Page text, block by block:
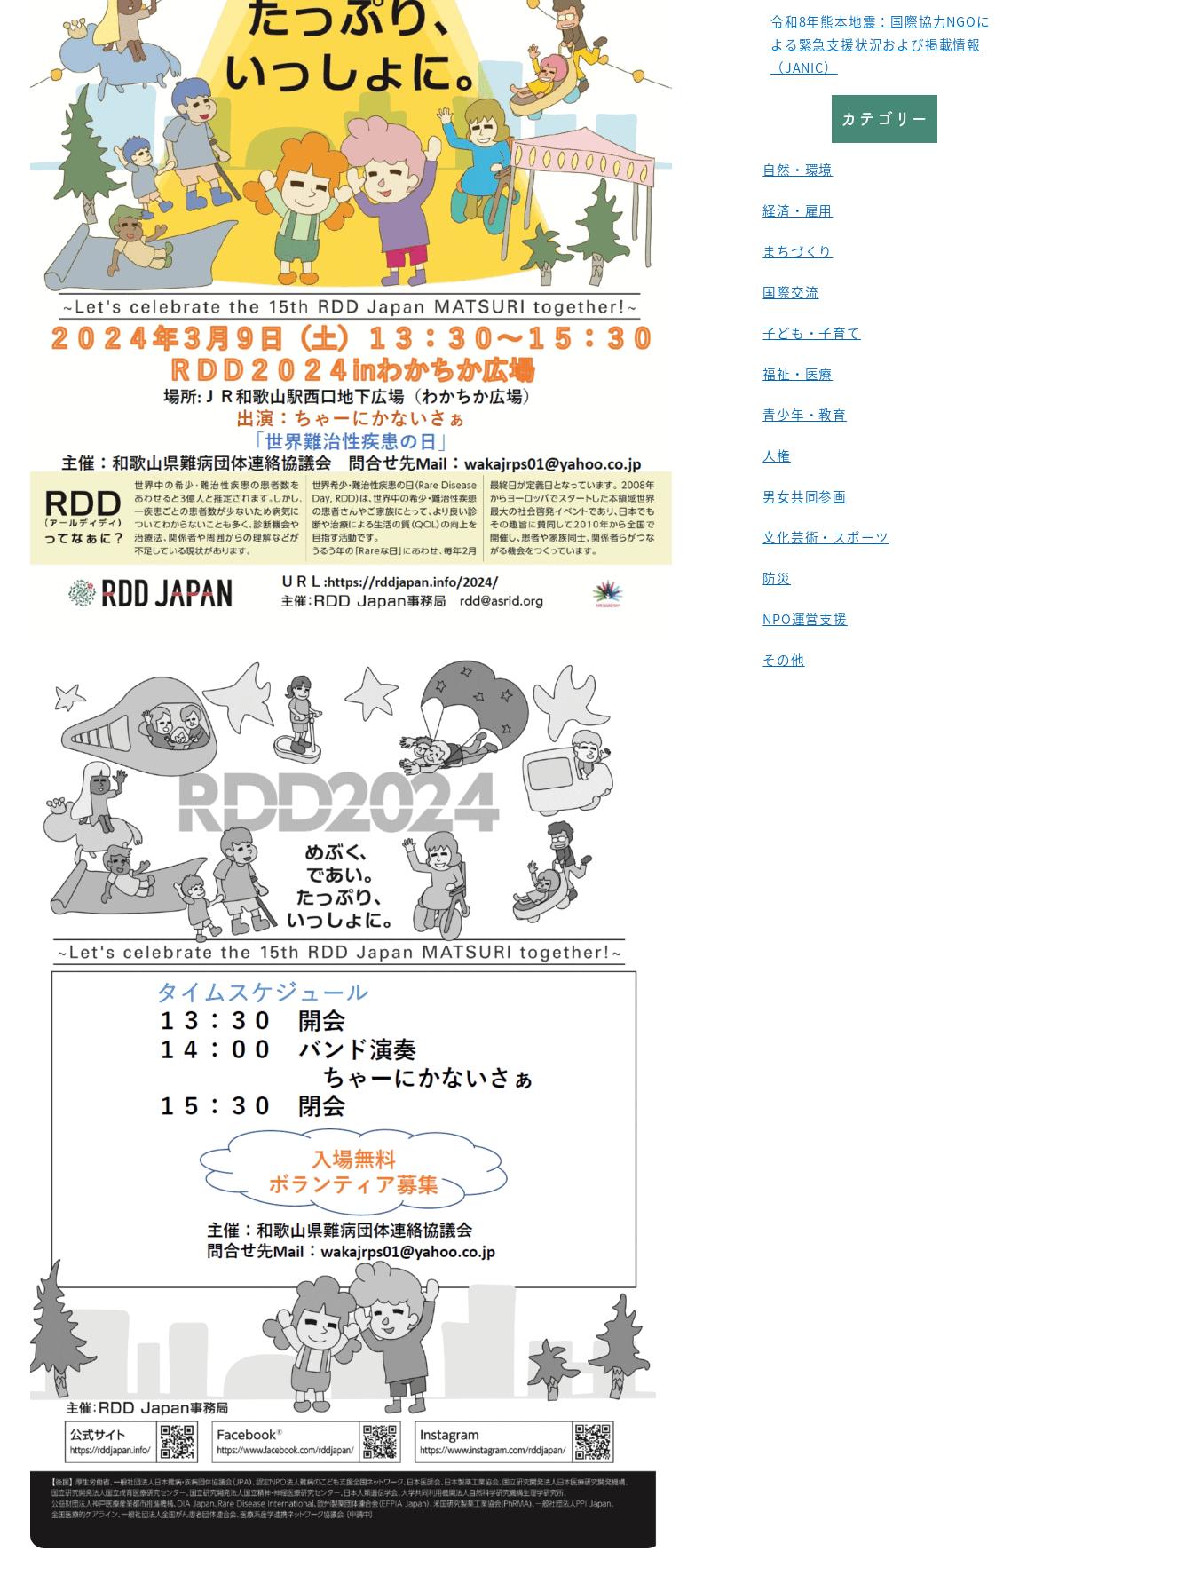
令和8年熊本地震：国際協力NGOに
よる緊急支援状況および掲載情報
（JANIC）
カテゴリー
自然・環境
経済・雇用
まちづくり
国際交流
子ども・子育て
福祉・医療
青少年・教育
人権
男女共同参画
文化芸術・スポーツ
防災
NPO運営支援
その他